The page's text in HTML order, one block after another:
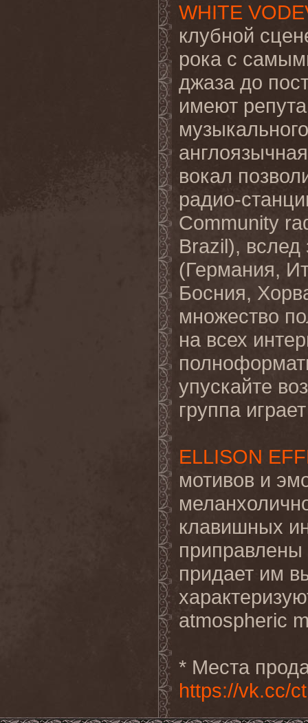
WHITE
клубной
рока с
джаза до
имеют
вокал
радио-
Community
Brazil),
(Германия,
Босния,
множество
на всех
упускайте
группа
ELLISON
мотивов и
клавишных
приправлены
придает им
atmospheric
* Места
https://vk.cc/